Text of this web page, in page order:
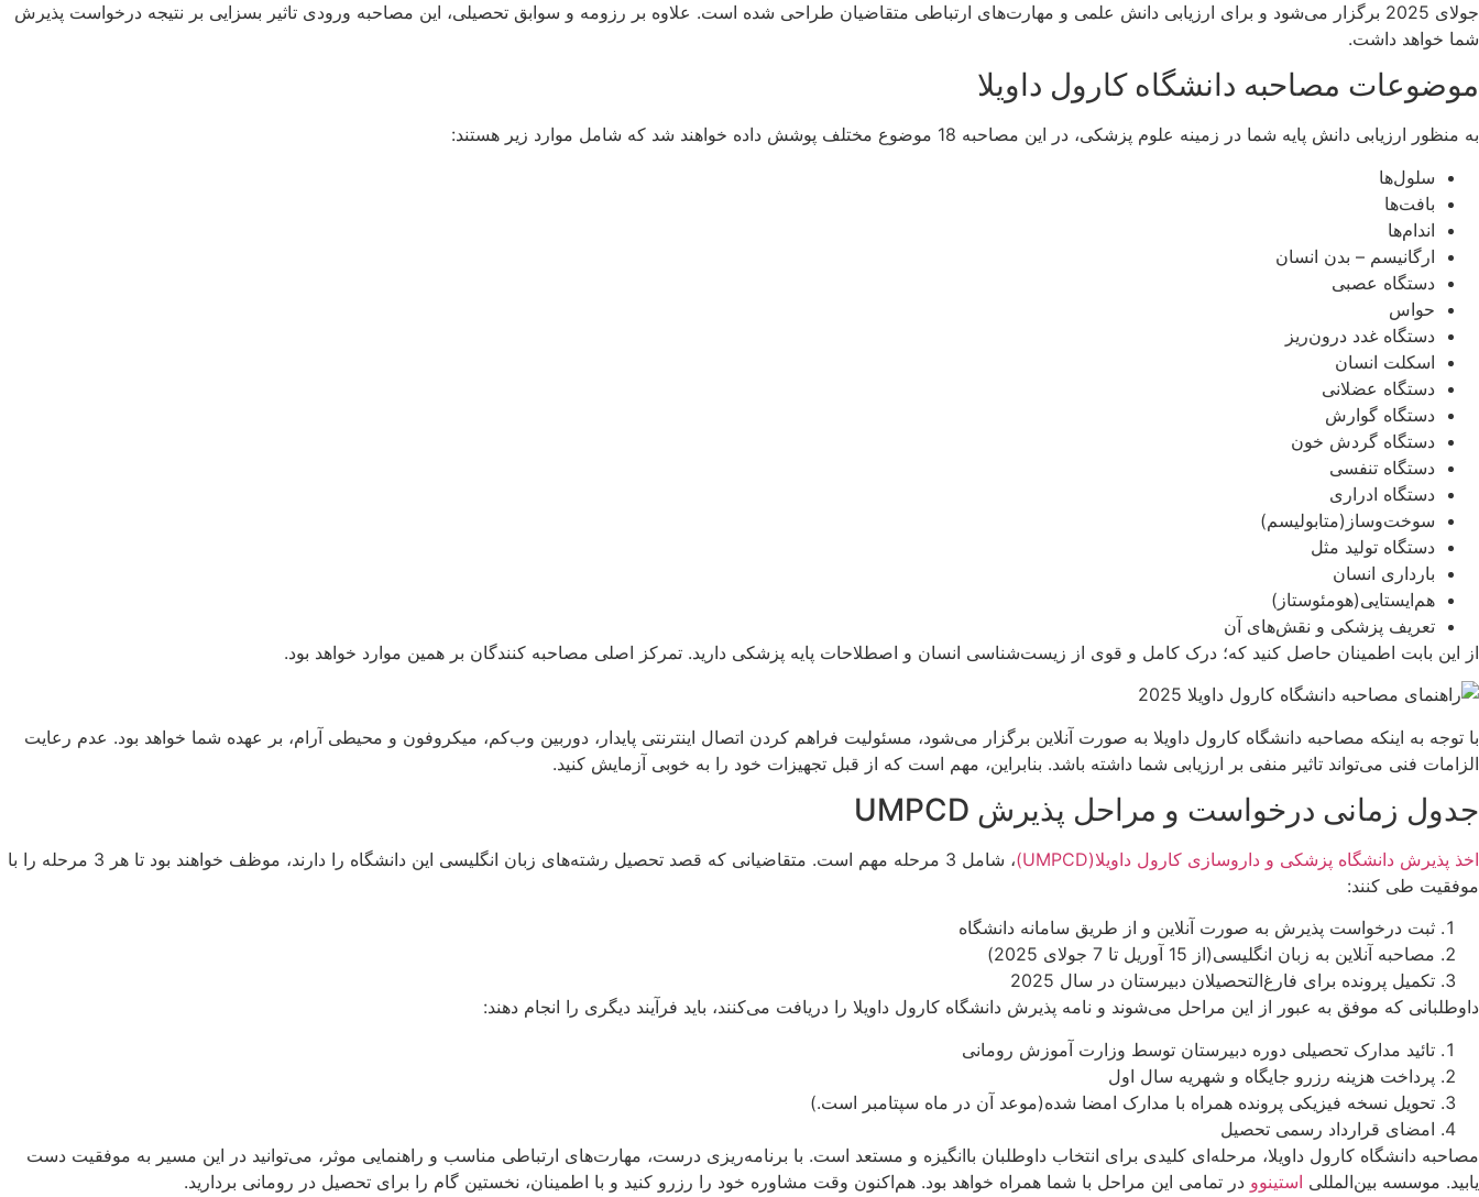
جولای 2025 برگزار می‌شود و برای ارزیابی دانش علمی و مهارت‌های ارتباطی متقاضیان طراحی شده است. علاوه بر رزومه و سوابق تحصیلی، این مصاحبه ورودی تاثیر بسزایی بر نتیجه درخواست پذیرش
شما خواهد داشت.
موضوعات مصاحبه دانشگاه کارول داویلا
به منظور ارزیابی دانش پایه شما در زمینه علوم پزشکی، در این مصاحبه 18 موضوع مختلف پوشش داده خواهند شد که شامل موارد زیر هستند:
سلول‌ها
بافت‌ها
اندام‌ها
ارگانیسم – بدن انسان
دستگاه عصبی
حواس
دستگاه غدد درون‌ریز
اسکلت انسان
دستگاه عضلانی
دستگاه گوارش
دستگاه گردش خون
دستگاه تنفسی
دستگاه ادراری
سوخت‌وساز(متابولیسم)
دستگاه تولید مثل
بارداری انسان
هم‌ایستایی(هومئوستاز)
تعریف پزشکی و نقش‌های آن
از این بابت اطمینان حاصل کنید که؛ درک کامل و قوی از زیست‌شناسی انسان و اصطلاحات پایه پزشکی دارید. تمرکز اصلی مصاحبه کنندگان بر همین موارد خواهد بود.
با توجه به اینکه مصاحبه دانشگاه کارول داویلا به صورت آنلاین برگزار می‌شود، مسئولیت فراهم کردن اتصال اینترنتی پایدار، دوربین وب‌کم، میکروفون و محیطی آرام، بر عهده شما خواهد بود. عدم رعایت
الزامات فنی می‌تواند تاثیر منفی بر ارزیابی شما داشته باشد. بنابراین، مهم است که از قبل تجهیزات خود را به خوبی آزمایش کنید.
جدول زمانی درخواست و مراحل پذیرش UMPCD
اخذ پذیرش دانشگاه پزشکی و داروسازی کارول داویلا(UMPCD)
، شامل 3 مرحله مهم است. متقاضیانی که قصد تحصیل رشته‌های زبان انگلیسی این دانشگاه را دارند، موظف خواهند بود تا هر 3 مرحله را با
موفقیت طی کنند:
ثبت درخواست پذیرش به صورت آنلاین و از طریق سامانه دانشگاه
مصاحبه آنلاین به زبان انگلیسی(از 15 آوریل تا 7 جولای 2025)
تکمیل پرونده برای فارغ‌التحصیلان دبیرستان در سال 2025
داوطلبانی که موفق به عبور از این مراحل می‌شوند و نامه پذیرش دانشگاه کارول داویلا را دریافت می‌کنند، باید فرآیند دیگری را انجام دهند:
تائید مدارک تحصیلی دوره دبیرستان توسط وزارت آموزش رومانی
پرداخت هزینه رزرو جایگاه و شهریه سال اول
تحویل نسخه فیزیکی پرونده همراه با مدارک امضا شده(موعد آن در ماه سپتامبر است.)
امضای قرارداد رسمی تحصیل
مصاحبه دانشگاه کارول داویلا، مرحله‌ای کلیدی برای انتخاب داوطلبان باانگیزه و مستعد است. با برنامه‌ریزی درست، مهارت‌های ارتباطی مناسب و راهنمایی موثر، می‌توانید در این مسیر به موفقیت دست
یابید. موسسه بین‌المللی استینوو در تمامی این مراحل با شما همراه خواهد بود. هم‌اکنون وقت مشاوره خود را رزرو کنید و با اطمینان، نخستین گام را برای تحصیل در رومانی بردارید.